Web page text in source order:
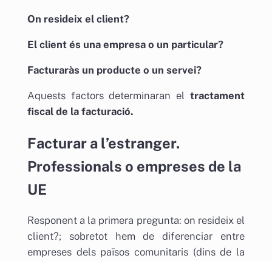
On resideix el client?
El client és una empresa o un particular?
Facturaràs un producte o un servei?
Aquests factors determinaran eltractament
fiscal de la facturació.
Facturar a l’estranger.
Professionals o empreses de la
UE
Responent a la primera pregunta: on resideix el
client?; sobretot hem de diferenciar entre
empreses dels països comunitaris (dins de la